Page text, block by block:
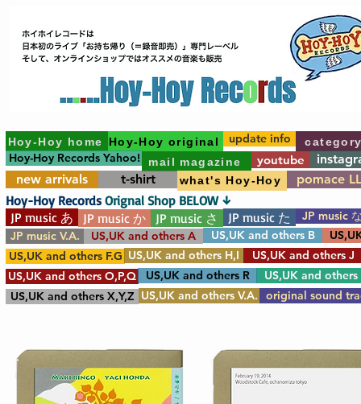
Hoy-Hoy home Hoy-Hoy original
Hoy-Hoy Records Yahoo! mail magazine youtube
new arrivals
t-shirt what's Hoy-Hoy pomace
update info
JP music あ JP music か JP music さ JP music た
JP music
JP music V.A.
US,UK and others A US,UK and others B
US,UK and others F.G US,UK and others H,I
US,UK and others J
US,UK and others O,P,Q
US,UK and others
US,UK and others R
US,UK and others X,Y,Z US,UK and others V.A. original sound
Hoy-Hoy Records Orignal Shop BELOW ↓